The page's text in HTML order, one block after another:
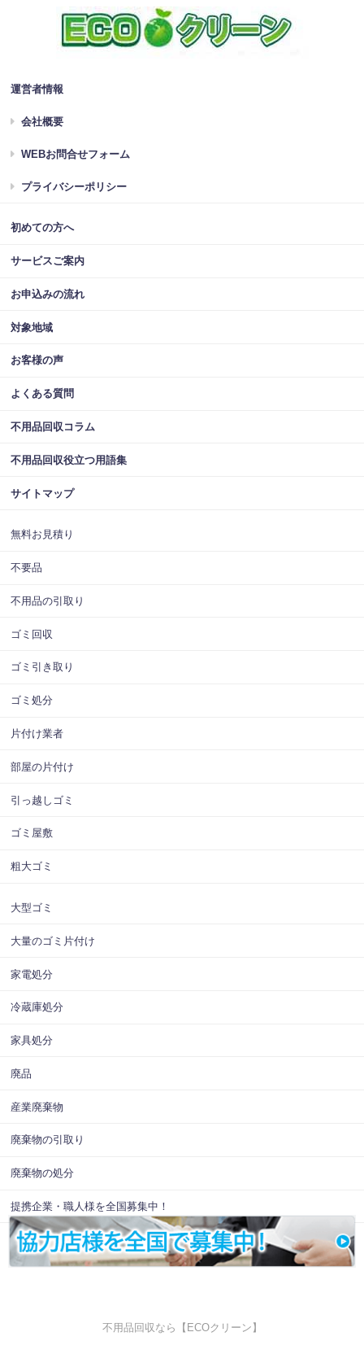
運営者情報
会社概要
WEBお問合せフォーム
プライバシーポリシー
初めての方へ
サービスご案内
お申込みの流れ
対象地域
お客様の声
よくある質問
不用品回収コラム
不用品回収役立つ用語集
サイトマップ
無料お見積り
不要品
不用品の引取り
ゴミ回収
ゴミ引き取り
ゴミ処分
片付け業者
部屋の片付け
引っ越しゴミ
ゴミ屋敷
粗大ゴミ
大型ゴミ
大量のゴミ片付け
家電処分
冷蔵庫処分
家具処分
廃品
産業廃棄物
廃棄物の引取り
廃棄物の処分
提携企業・職人様を全国募集中！
不用品回収なら【ECOクリーン】